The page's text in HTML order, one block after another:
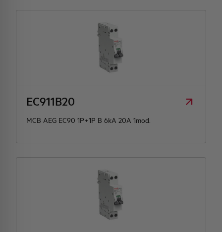
EC911B20
MCB AEG EC90 1P+1P B 6kA 20A 1mod.